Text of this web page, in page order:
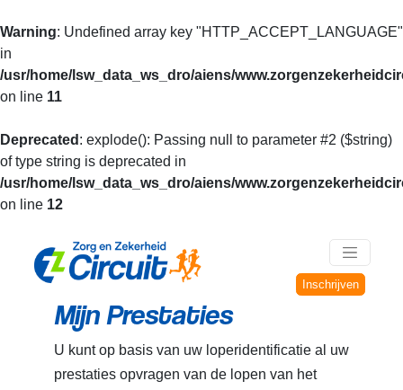
Warning: Undefined array key "HTTP_ACCEPT_LANGUAGE"
in
/usr/home/lsw_data_ws_dro/aiens/
on line 11
Deprecated : explode(): Passing null to parameter #2 ($string)
of type string is deprecated in
/usr/home/lsw_data_ws_dro/aiens/
on line 12
Inschrijven
Mijn Prestaties
U kunt op basis van uw loperidentificatie al uw
prestaties opvragen van de lopen van het